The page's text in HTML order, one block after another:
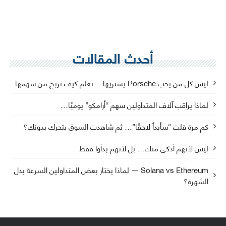
أحدث المقالات
ليس كل من يحب Porsche يشتريها… تعلم كيف تربح من سهمها
لماذا يراقب آلاف المتداولين سهم “أرامكو” يوميًا…
كم مرة قلت “سأبدأ لاحقًا”… ثم شاهدت السوق يتحرك بدونك؟
ليس لأنهم أذكى منك… بل لأنهم بدأوا فقط
Solana vs Ethereum — لماذا يختار بعض المتداولين السرعة بدل
الشهرة؟